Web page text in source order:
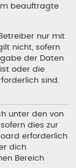
beauftragte
nur mit
nicht, sofern
der Daten
oder die
sind.
unter den von
dies zur
erforderlich
dich
Bereich